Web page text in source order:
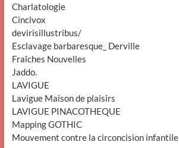
Charlatologie
Cincivox
devirisillustribus/
Esclavage barbaresque_ Derville
Fraîches Nouvelles
Jaddo.
LAVIGUE
Lavigue Maison de plaisirs
LAVIGUE PINACOTHEQUE
Mapping GOTHIC
Mouvement contre la circoncision infantile